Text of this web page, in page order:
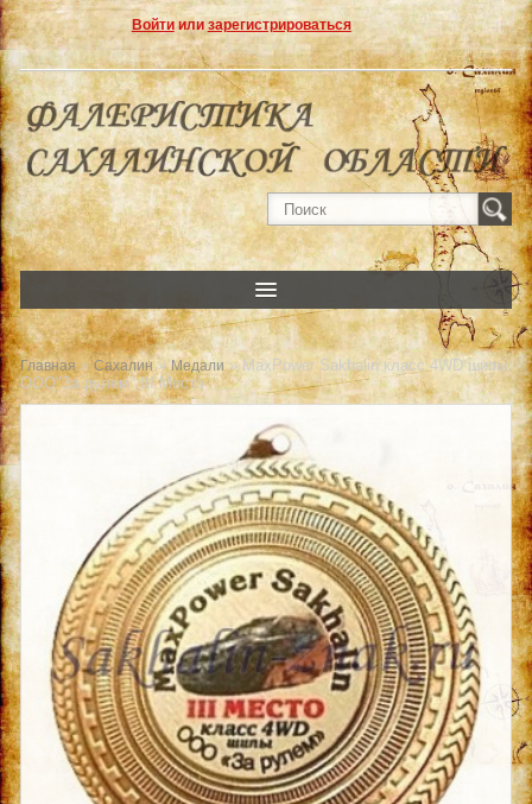
Войтиили зарегистрироваться
Главная » Сахалин»Медали» MaxPower Sakhalin класс 4WD шипы.
ООО"За рулем" III Место